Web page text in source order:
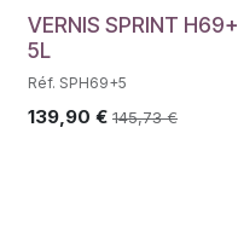
VERNIS SPRINT H69+
5L
Réf. SPH69+5
139,90 € 145,73€